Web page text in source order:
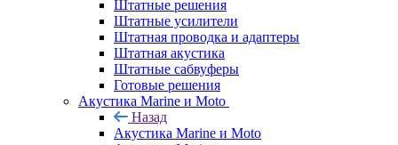
Штатные решения
Штатные усилители
Штатная проводка и адаптеры
Штатная акустика
Штатные сабвуферы
Готовые решения
Акустика Marine и Moto
Назад
Акустика Marine и Moto